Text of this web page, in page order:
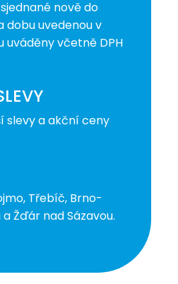
nově do
dobu uvedenou v
uváděny včetně DPH
slevy a akční ceny
Třebíč, Brno-
Žďár nad Sázavou.